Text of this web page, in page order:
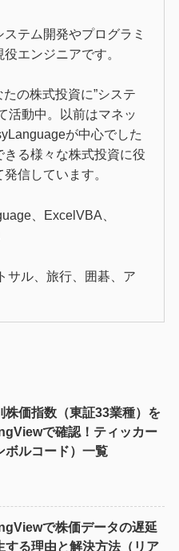
テム開発やプログラミ
エンジニアです。
の株式投資に”システ
活動中。以前はマネッ
が中心でした
る様々な株式投資に役
信しています。
、ExcelVBA、
サル、旅行、囲碁、ア
株価指数（東証33業種）を
で確認！ティッカー
ボルコード）一覧
で株価データの遅延
する理由と解決方法（リア